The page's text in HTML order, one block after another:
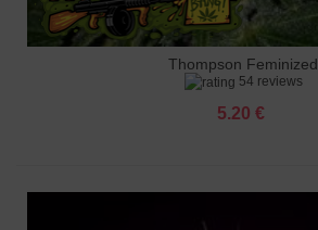
Thompson Feminized
54 reviews
5.20 €